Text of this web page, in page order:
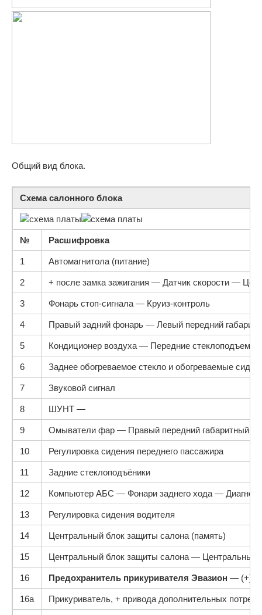
Общий вид блока.
Схема салонного блока
№ Расшифровка
1 Автомагнитола (питание)
2 + после замка зажигания — Датчик скорости —
3 Фонарь стоп-сигнала — Круиз-контроль
4 Правый задний фонарь — Левый передний
5 Кондиционер воздуха — Передние
6 Заднее обогреваемое стекло и обогреваемые
7 Звуковой сигнал
8 ШУНТ —
9 Омыватели фар — Правый передний габаритный
10 Регулировка сидения переднего пассажира
11 Задние стеклоподъёники
12 Компьютер АБС — Фонари заднего хода —
13 Регулировка сидения водителя
14 Центральный блок защиты салона (память)
15 Центральный блок защиты салона —
16 Предохранитель прикуривателя Эвазион — (+)
16a Прикуриватель, + привода дополнительных